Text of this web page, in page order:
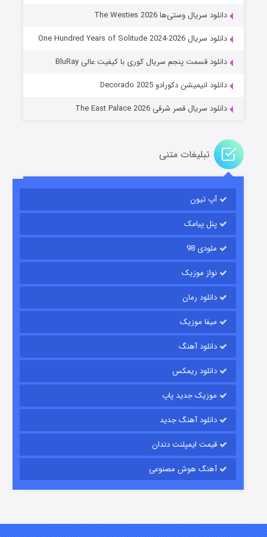
قسمت۲ (زیرنویس) منتشر شد
قسمت
قسمت۷ (زیرنویس) منتشر شد
دانلود سریال وستی‌ها The Westies 2026
دانلود سریال One Hundred Years of Solitude 2024-2026
دانلود قسمت پنجم سریال کوری با کیفیت عالی BluRay
دانلود انیمیشن دکورادو Decorado 2025
دانلود سریال قصر شرقی The East Palace 2026
تبلیغات متنی
آپ تیون
پنل پیامک
ملودی 98
نواز موزیک
دانلود رمان
میفا موزیک
دانلود آهنگ
دانلود ریمکس
موزیک جدید پاپ
دانلود آهنگ جدید
قیمت ایمپلنت دندان
آهنگ هوش مصنوعی